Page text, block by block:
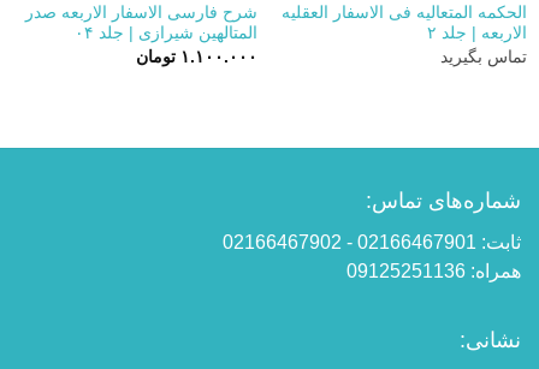
الحکمه المتعالیه فی الاسفار العقلیه
الاربعه | جلد ۲
تماس بگیرید
شرح فارسی الاسفار الاربعه صدر
المتالهین شیرازی | جلد ۰۴
۱.۱۰۰.۰۰۰ تومان
شماره‌های تماس:
ثابت: 02166467901 - 02166467902
همراه: 09125251136
نشانی: